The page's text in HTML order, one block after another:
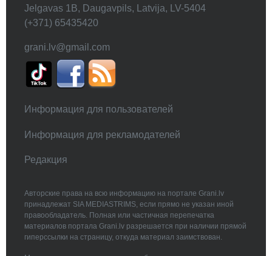
Jelgavas 1B, Daugavpils, Latvija, LV-5404
(+371) 65435420
grani.lv@gmail.com
Информация для пользователей
Информация для рекламодателей
Редакция
Авторские права на всю информацию на портале Grani.lv
принадлежат SIA MEDIASTRIMS, если прямо не указан иной
правообладатель. Полная или частичная перепечатка
материалов портала Grani.lv разрешается при наличии прямой
гиперссылки на страницу, откуда материал заимствован.